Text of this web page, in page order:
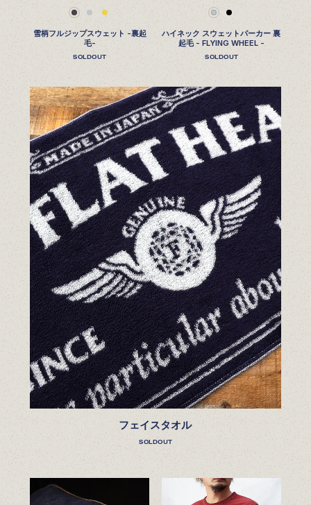
雪柄フルジップスウェット -裏起
毛-
SOLDOUT
ハイネック スウェットパーカー 裏
起毛 - FLYING WHEEL -
SOLDOUT
フェイスタオル
SOLDOUT